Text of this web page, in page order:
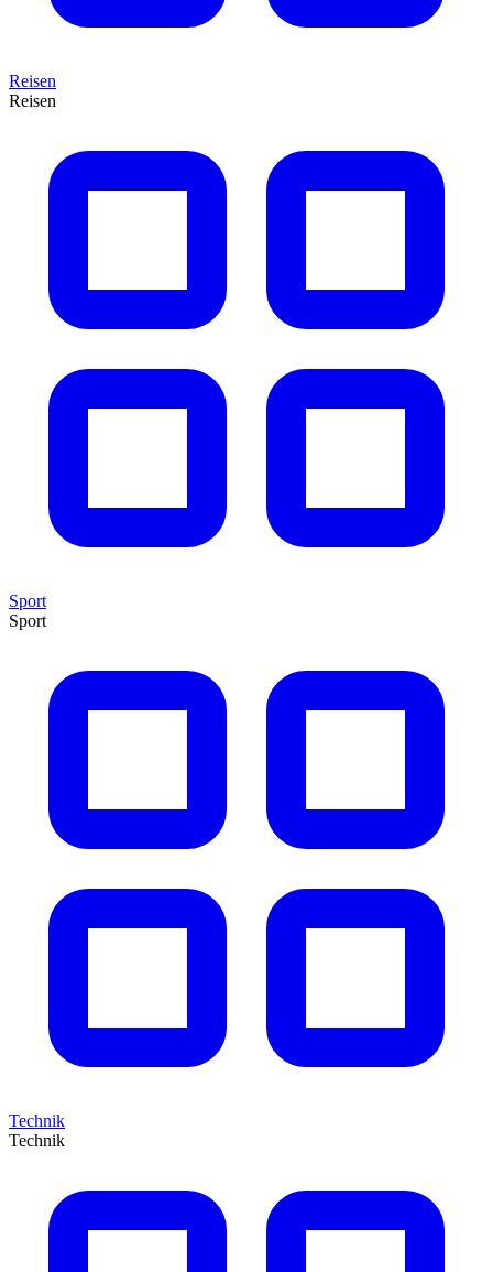
Reisen
Reisen
Sport
Sport
Technik
Technik